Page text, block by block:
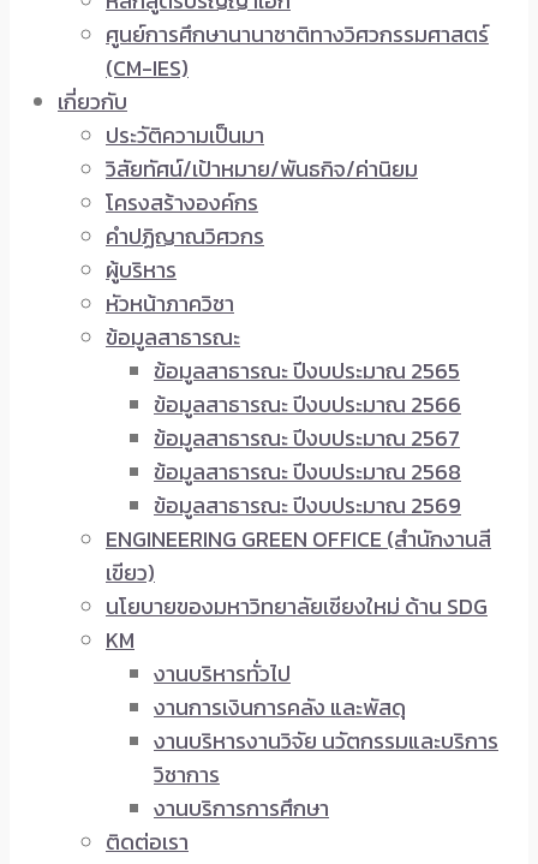
ศูนย์การศึกษานานาชาติทางวิศวกรรมศาสตร์
(CM-IES)
เกี่ยวกับ
ประวัติความเป็นมา
วิสัยทัศน์/เป้าหมาย/พันธกิจ/ค่านิยม
โครงสร้างองค์กร
คำปฏิญาณวิศวกร
ผู้บริหาร
หัวหน้าภาควิชา
ข้อมูลสาธารณะ
ข้อมูลสาธารณะ ปีงบประมาณ 2565
ข้อมูลสาธารณะ ปีงบประมาณ 2566
ข้อมูลสาธารณะ ปีงบประมาณ 2567
ข้อมูลสาธารณะ ปีงบประมาณ 2568
ข้อมูลสาธารณะ ปีงบประมาณ 2569
ENGINEERING GREEN OFFICE (สำนักงานสี
เขียว)
นโยบายของมหาวิทยาลัยเชียงใหม่ ด้าน SDG
KM
งานบริหารทั่วไป
งานการเงินการคลัง และพัสดุ
งานบริหารงานวิจัย นวัตกรรมและบริการ
วิชาการ
งานบริการการศึกษา
ติดต่อเรา